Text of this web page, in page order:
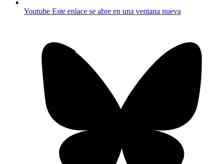
Youtube Este enlace se abre en una ventana nueva